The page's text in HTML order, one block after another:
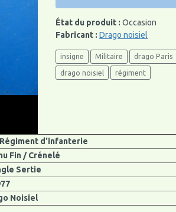
État du produit : Occasion
Fabricant : Drago noisiel
insigne Militaire drago Paris
drago noisiel régiment
Régiment d'infanterie
Fin / Crénelé
Sertie
Noisiel